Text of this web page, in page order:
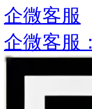
企微客服
企微客服：